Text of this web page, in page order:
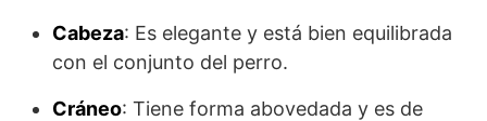
Cabeza: Es elegante y está bien equilibrada
con el conjunto del perro.
Cráneo: Tiene forma abovedada y es de